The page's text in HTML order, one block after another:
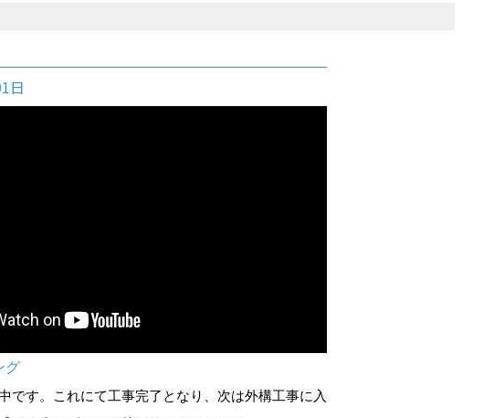
日
グ
です。これにて工事完了となり、次は外構工事に入